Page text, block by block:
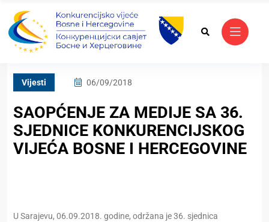
Vijesti 06/09/2018
SAOPĆENJE ZA MEDIJE SA 36.
SJEDNICE KONKURENCIJSKOG
VIJEĆA BOSNE I HERCEGOVINE
U Sarajevu, 06.09.2018. godine, održana je 36. sjednica